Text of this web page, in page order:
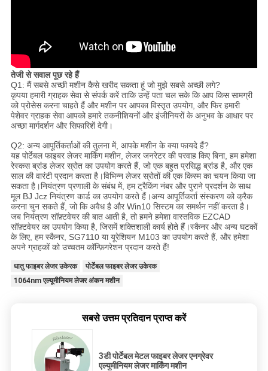
तेजी से सवाल पूछ रहे हैं
Q1: मैं सबसे अच्छी मशीन कैसे खरीद सकता हूं जो मुझे सबसे अच्छी लगे?
कृपया हमारी ग्राहक सेवा से संपर्क करें ताकि उन्हें पता चल सके कि आप किस सामग्री
को प्रोसेस करना चाहते हैं और मशीन पर आपका विस्तृत उपयोग, और फिर हमारी
पेशेवर ग्राहक सेवा आपको हमारे तकनीशियनों और इंजीनियरों के अनुभव के आधार पर
अच्छा मार्गदर्शन और सिफारिशें देगी।
Q2: अन्य आपूर्तिकर्ताओं की तुलना में, आपके मशीन के क्या फायदे हैं?
यह पोर्टेबल फाइबर लेजर मार्किंग मशीन, लेजर जनरेटर की परवाह किए बिना, हम हमेशा
रेस्कस ब्रांड लेजर स्रोत का उपयोग करते हैं, जो एक बहुत प्रसिद्ध ब्रांड है, और एक
साल की वारंटी प्रदान करता है।विभिन्न लेजर स्रोतों की एक किस्म का चयन किया जा
सकता है।नियंत्रण प्रणाली के संबंध में, हम ट्रैकिंग नंबर और पुराने प्रदर्शन के साथ
मूल BJ Jcz नियंत्रण कार्ड का उपयोग करते हैं।अन्य आपूर्तिकर्ता संस्करण को क्रैक
करना चुन सकते हैं, जो कि अवैध है और Win10 सिस्टम का समर्थन नहीं करता है।
जब नियंत्रण सॉफ़्टवेयर की बात आती है, तो हमने हमेशा वास्तविक EZCAD
सॉफ़्टवेयर का उपयोग किया है, जिसमें शक्तिशाली कार्य होते हैं।स्कैनर और अन्य घटकों
के लिए, हम स्कैनर, SG7110 या यूरेशियन M103 का उपयोग करते हैं, और हमेशा
अपने ग्राहकों को उच्चतम कॉन्फ़िगरेशन प्रदान करते हैं!
धातु फाइबर लेजर उकेरक
पोर्टेबल फाइबर लेजर उकेरक
1064nm एल्यूमीनियम लेजर अंकन मशीन
सबसे उत्तम प्रतिदान प्राप्त करें
3डी पोर्टेबल मेटल फाइबर लेजर एनग्रेवर
एल्युमीनियम लेजर मार्किंग मशीन